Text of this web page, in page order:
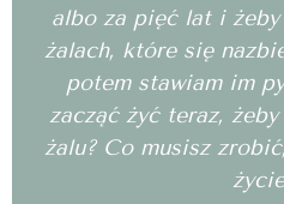
albo za pięć lat i
żalach, które się
potem stawiam im
zacząć żyć teraz,
żalu? Co musisz